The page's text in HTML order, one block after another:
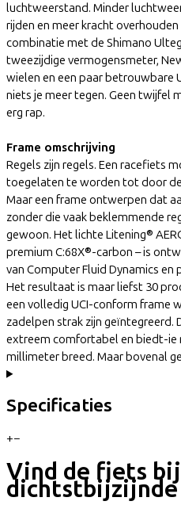
luchtweerstand. Minder
rijden en meer kracht
combinatie met de Shimano
tweezijdige vermogensmeter,
wielen en een paar betrouwbare
niets je meer tegen. Geen twijfel
erg rap.
Frame omschrijving
Regels zijn regels. Een racefiets
toegelaten te worden tot door
Maar een frame ontwerpen dat
zonder die vaak beklemmende
gewoon. Het lichte Litening®
premium C:68X®-carbon – is
van Computer Fluid Dynamics
Het resultaat is maar liefst 30
een volledig UCI-conform frame
zadelpen strak zijn geïntegreerd.
extreem comfortabel en biedt-ie
millimeter breed. Maar bovenal
Specificaties
+−
Vind de fiets